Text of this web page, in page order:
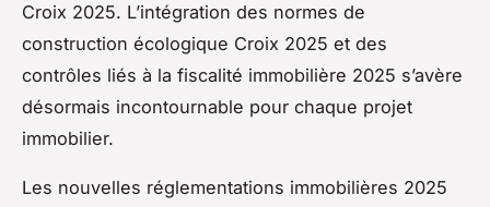
Croix 2025. L’intégration des normes de
construction écologique Croix 2025 et des
contrôles liés à la fiscalité immobilière 2025 s’avère
désormais incontournable pour chaque projet
immobilier.
Les nouvelles réglementations immobilières 2025